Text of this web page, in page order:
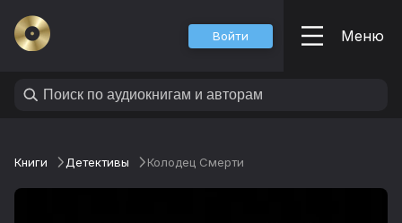
Войти Меню
Книги Детективы Колодец Смерти